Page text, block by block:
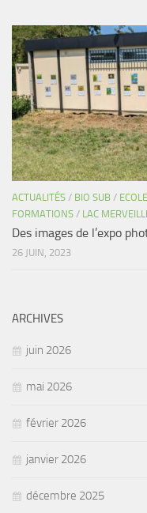
ACTUALITÉS / BIO SUB / ECOLE
FORMATIONS / LAC
Des images de l’expo
26 JUIN, 2023
ARCHIVES
juin 2026
mai 2026
février 2026
janvier 2026
décembre 2025